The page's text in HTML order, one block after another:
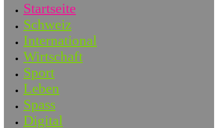
Startseite
Schweiz
International
Wirtschaft
Sport
Leben
Spass
Digital